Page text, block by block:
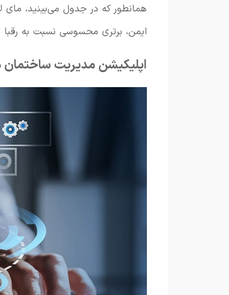
همانطور که در جدول می‌بینید، مای
ایمن، برتری محسوسی نسبت به رقبا
اپلیکیشن مدیریت